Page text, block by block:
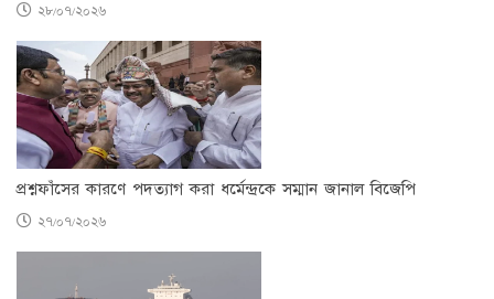
২৮/০৭/২০২৬
প্রশ্নফাঁসের কারণে পদত্যাগ করা ধর্মেন্দ্রকে সম্মান জানাল বিজেপি
২৭/০৭/২০২৬